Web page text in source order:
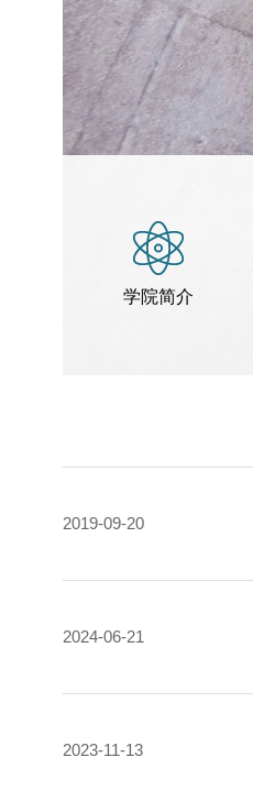
学院简介
2019-09-20
2024-06-21
2023-11-13